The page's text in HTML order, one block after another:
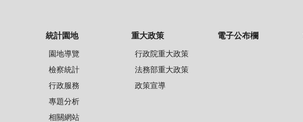
統計園地
園地導覽
檢察統計
行政服務
專題分析
相關網站
重大政策
行政院重大政策
法務部重大政策
政策宣導
電子公布欄